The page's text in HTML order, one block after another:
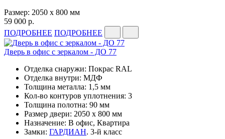
Размер: 2050 x 800 мм
59 000 р.
ПОДРОБНЕЕ ПОДРОБНЕЕ
Дверь в офис с зеркалом - ДО 77
Отделка снаружи: Покрас RAL
Отделка внутри: МДФ
Толщина металла: 1,5 мм
Кол-во контуров уплотнения: 3
Толщина полотна: 90 мм
Размер двери: 2050 x 800 мм
Назначение: В офис, Квартира
Замки: ГАРДИАН. 3-й класс